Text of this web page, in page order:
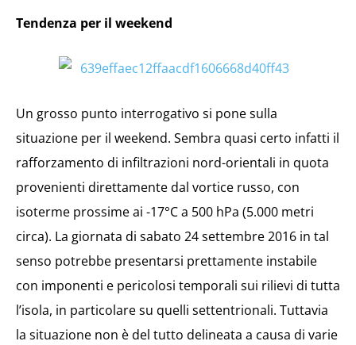
Tendenza per il weekend
Un grosso punto interrogativo si pone sulla
situazione per il weekend. Sembra quasi certo infatti il
rafforzamento di infiltrazioni nord-orientali in quota
provenienti direttamente dal vortice russo, con
isoterme prossime ai -17°C a 500 hPa (5.000 metri
circa). La giornata di sabato 24 settembre 2016 in tal
senso potrebbe presentarsi prettamente instabile
con imponenti e pericolosi temporali sui rilievi di tutta
l’isola, in particolare su quelli settentrionali. Tuttavia
la situazione non è del tutto delineata a causa di varie